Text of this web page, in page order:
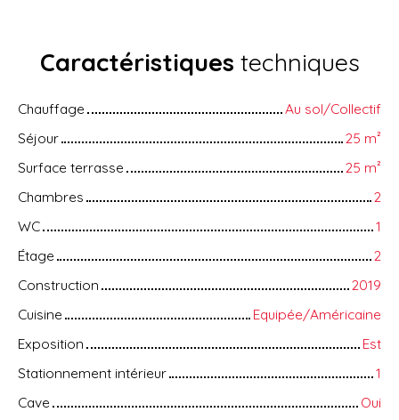
Caractéristiques techniques
Chauffage
Au sol/Collectif
Séjour
25 m²
Surface terrasse
25 m²
Chambres
2
WC
1
Étage
2
Construction
2019
Cuisine
Equipée/Américaine
Exposition
Est
Stationnement intérieur
1
Cave
Oui